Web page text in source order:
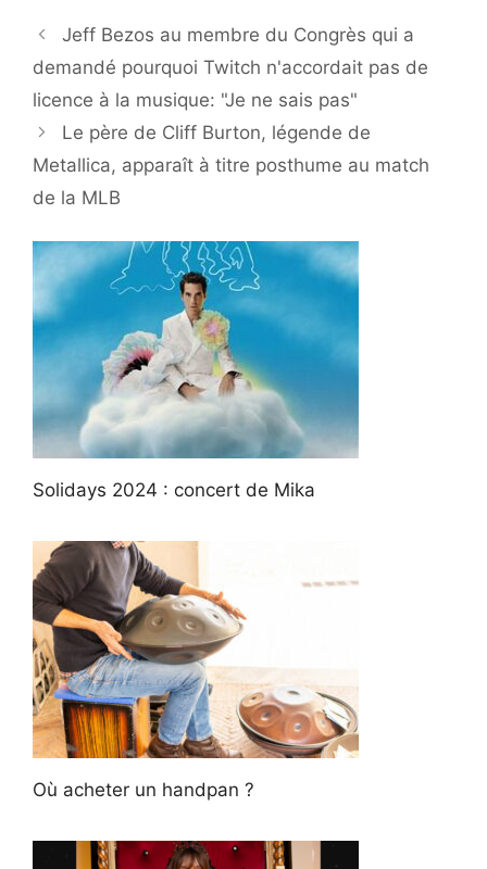
Jeff Bezos au membre du Congrès qui a
demandé pourquoi Twitch n'accordait pas de
licence à la musique: "Je ne sais pas"
Le père de Cliff Burton, légende de
Metallica, apparaît à titre posthume au match
de la MLB
Solidays 2024 : concert de Mika
Où acheter un handpan ?